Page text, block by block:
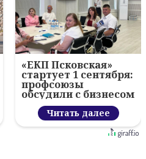
«ЕКП Псковская»
стартует 1 сентября:
профсоюзы
обсудили с бизнесом
новый цифровой
проектЧитать далее